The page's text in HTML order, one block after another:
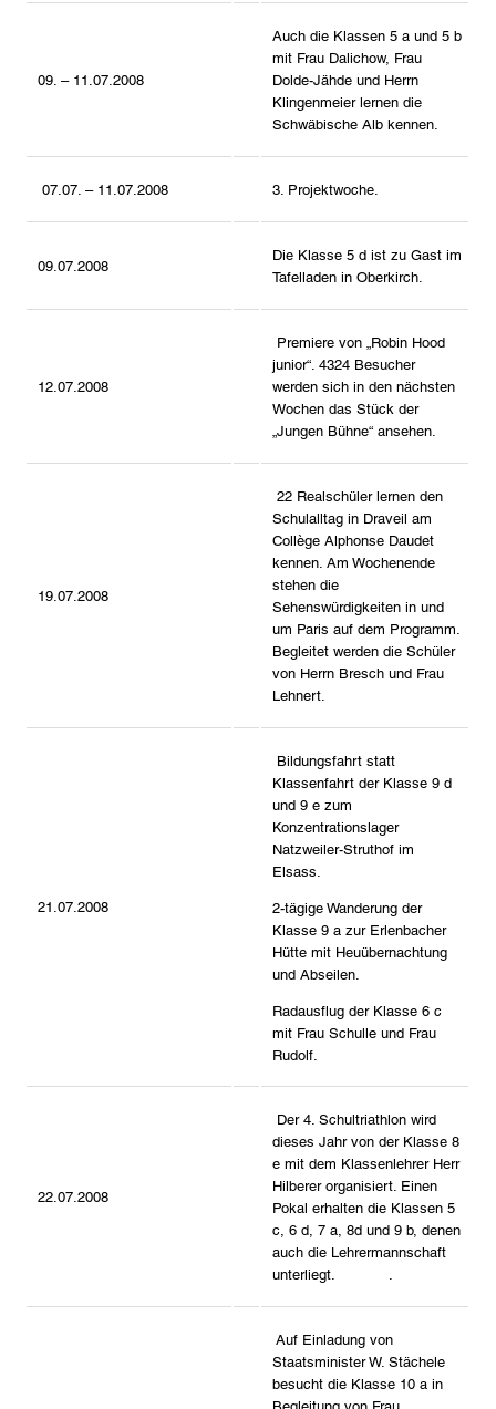
09. – 11.07.2008
Auch die Klassen 5 a und 5 b
mit Frau Dalichow, Frau
Dolde-Jähde und Herrn
Klingenmeier lernen die
Schwäbische Alb kennen.
07.07. – 11.07.2008 3. Projektwoche.
09.07.2008
Die Klasse 5 d ist zu Gast im
Tafelladen in Oberkirch.
12.07.2008
Premiere von „Robin Hood
junior“. 4324 Besucher
werden sich in den nächsten
Wochen das Stück der
„Jungen Bühne“ ansehen.
19.07.2008
22 Realschüler lernen den
Schulalltag in Draveil am
Collège Alphonse Daudet
kennen. Am Wochenende
stehen die
Sehenswürdigkeiten in und
um Paris auf dem Programm.
Begleitet werden die Schüler
von Herrn Bresch und Frau
Lehnert.
21.07.2008
Bildungsfahrt statt
Klassenfahrt der Klasse 9 d
und 9 e zum
Konzentrationslager
Natzweiler-Struthof im
Elsass.
2-tägige Wanderung der
Klasse 9 a zur Erlenbacher
Hütte mit Heuübernachtung
und Abseilen.
Radausflug der Klasse 6 c
mit Frau Schulle und Frau
Rudolf.
22.07.2008
Der 4. Schultriathlon wird
dieses Jahr von der Klasse 8
e mit dem Klassenlehrer Herr
Hilberer organisiert. Einen
Pokal erhalten die Klassen 5
c, 6 d, 7 a, 8d und 9 b, denen
auch die Lehrermannschaft
unterliegt. .
Auf Einladung von
Staatsminister W. Stächele
besucht die Klasse 10 a in